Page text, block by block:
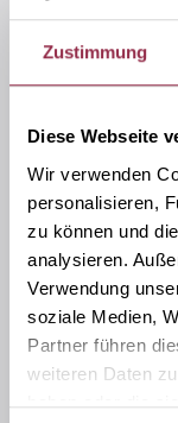
Zustimmung
Diese Webseite
Wir verwenden
personalisieren,
zu können und
analysieren.
Verwendung
soziale Medien,
Partner führen
weiteren Daten
haben oder die
Festteil